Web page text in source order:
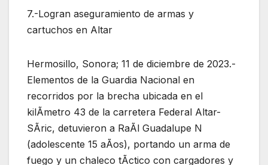
7.-Logran aseguramiento de armas y
cartuchos en Altar
Hermosillo, Sonora; 11 de diciembre de 2023.-
Elementos de la Guardia Nacional en
recorridos por la brecha ubicada en el
kilÃmetro 43 de la carretera Federal Altar-
SÃric, detuvieron a RaÃl Guadalupe N
(adolescente 15 aÃos), portando un arma de
fuego y un chaleco tÃctico con cargadores y